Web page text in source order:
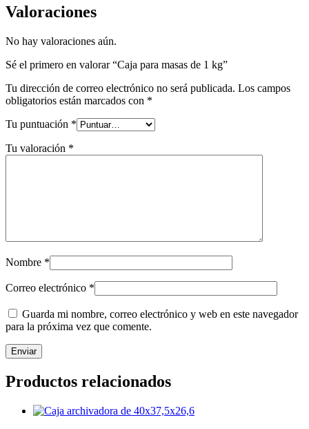
Valoraciones
No hay valoraciones aún.
Sé el primero en valorar “Caja para masas de 1 kg”
Tu dirección de correo electrónico no será publicada. Los campos
obligatorios están marcados con *
Tu puntuación *
Tu valoración *
Nombre *
Correo electrónico *
Guarda mi nombre, correo electrónico y web en este navegador
para la próxima vez que comente.
Productos relacionados